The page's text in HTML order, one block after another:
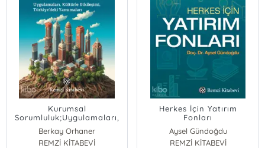
Kurumsal
Sorumluluk;Uygulamaları,
Kültürle Etkileşimi,
Türkiye’deki Yansımaları
Berkay Orhaner
REMZİ KİTABEVİ
Herkes İçin Yatırım
Fonları
Aysel Gündoğdu
REMZİ KİTABEVİ